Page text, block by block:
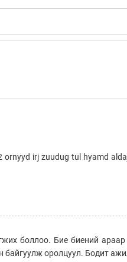
irj zuudug tul hyamd
боллоо. Бие биений араар
байгуулж оролцуул. Бодит